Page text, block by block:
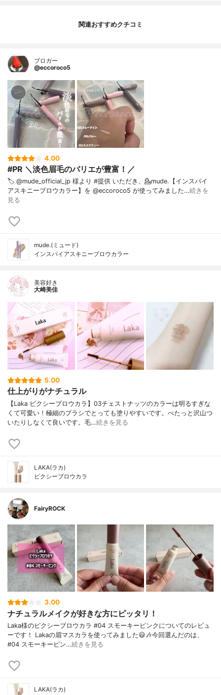
関連おすすめクチコミ
ブロガー
@eccoroco5
4.00
#PR ＼淡色眉毛のバリエが豊富！／
🏷️ @mude_official_jp 様より #提供 いただき、⁡💁mude.【インスパイ
アスキニーブロウカラー】を @eccoroco5 が使ってみました…続きを
見る
mude.(ミュード)
インスパイアスキニーブロウカラー
美容好き
大崎美佳
5.00
仕上がりがナチュラル
【Laka ピクシーブロウカラ】03チェストナッツのカラーは明るすぎな
くて可愛い！極細のブラシでとっても塗りやすいです。べたっと沢山つ
いたりしなくて良いです。毛…続きを見る
LAKA(ラカ)
ピクシーブロウカラ
FairyROCK
3.00
ナチュラルメイクが好きな方にピッタリ！
Laka様のピクシーブロウカラ #04 スモーキーピンクについてのレビュ
ーです！ Lakaの眉マスカラを使ってみました😃🎶今回選んだのは、
#04 スモーキーピン…続きを見る
LAKA(ラカ)